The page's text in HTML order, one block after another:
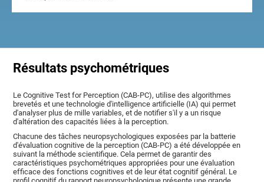
Résultats psychométriques
Le Cognitive Test for Perception (CAB-PC), utilise des algorithmes
brevetés et une technologie d'intelligence artificielle (IA) qui permet
d'analyser plus de mille variables, et de notifier s'il y a un risque
d'altération des capacités liées à la perception.
Chacune des tâches neuropsychologiques exposées par la batterie
d'évaluation cognitive de la perception (CAB-PC) a été développée en
suivant la méthode scientifique. Cela permet de garantir des
caractéristiques psychométriques appropriées pour une évaluation
efficace des fonctions cognitives et de leur état cognitif général. Le